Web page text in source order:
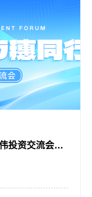
珈盟零碳·与穗同行 | 穗开珈伟投资交流会在广州圆满落幕